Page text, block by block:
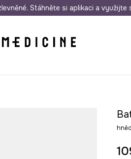
Odeslání i do 24 hodin
Stáhněte si aplikaci a využijte